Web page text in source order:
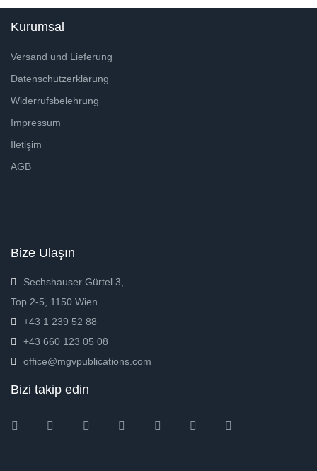
Kurumsal
Versand und Lieferung
Datenschutzerklärung
Widerrufsbelehrung
Impressum
İletişim
AGB
Bize Ulaşın
Sechshauser Gürtel 3,
Top 2-5, 1150 Wien
+43 1 239 52 88
+43 660 123 05 08
office@mgvpublications.com
Bizi takip edin
InstagramFacebookTwitter Amazon Pinterest